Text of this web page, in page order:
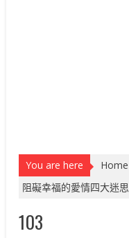
You are here Home
阻礙幸福的愛情四大迷思
103